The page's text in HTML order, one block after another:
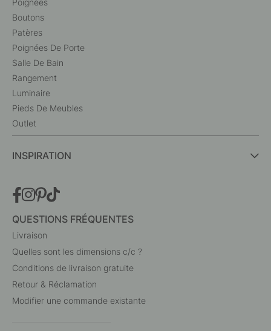
Poignées
Boutons
Patères
Poignées De Porte
Salle De Bain
Rangement
Luminaire
Pieds De Meubles
Outlet
INSPIRATION
QUESTIONS FRÉQUENTES
Livraison
Quelles sont les dimensions c/c ?
Conditions de livraison gratuite
Retour & Réclamation
Modifier une commande existante